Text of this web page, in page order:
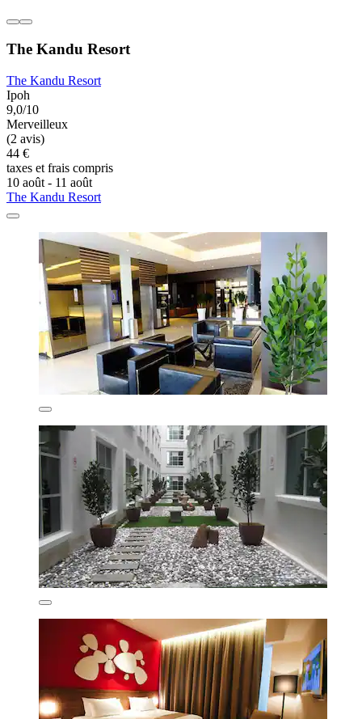
The Kandu Resort
The Kandu Resort
Ipoh
9,0/10
Merveilleux
(2 avis)
44 €
taxes et frais compris
10 août - 11 août
The Kandu Resort